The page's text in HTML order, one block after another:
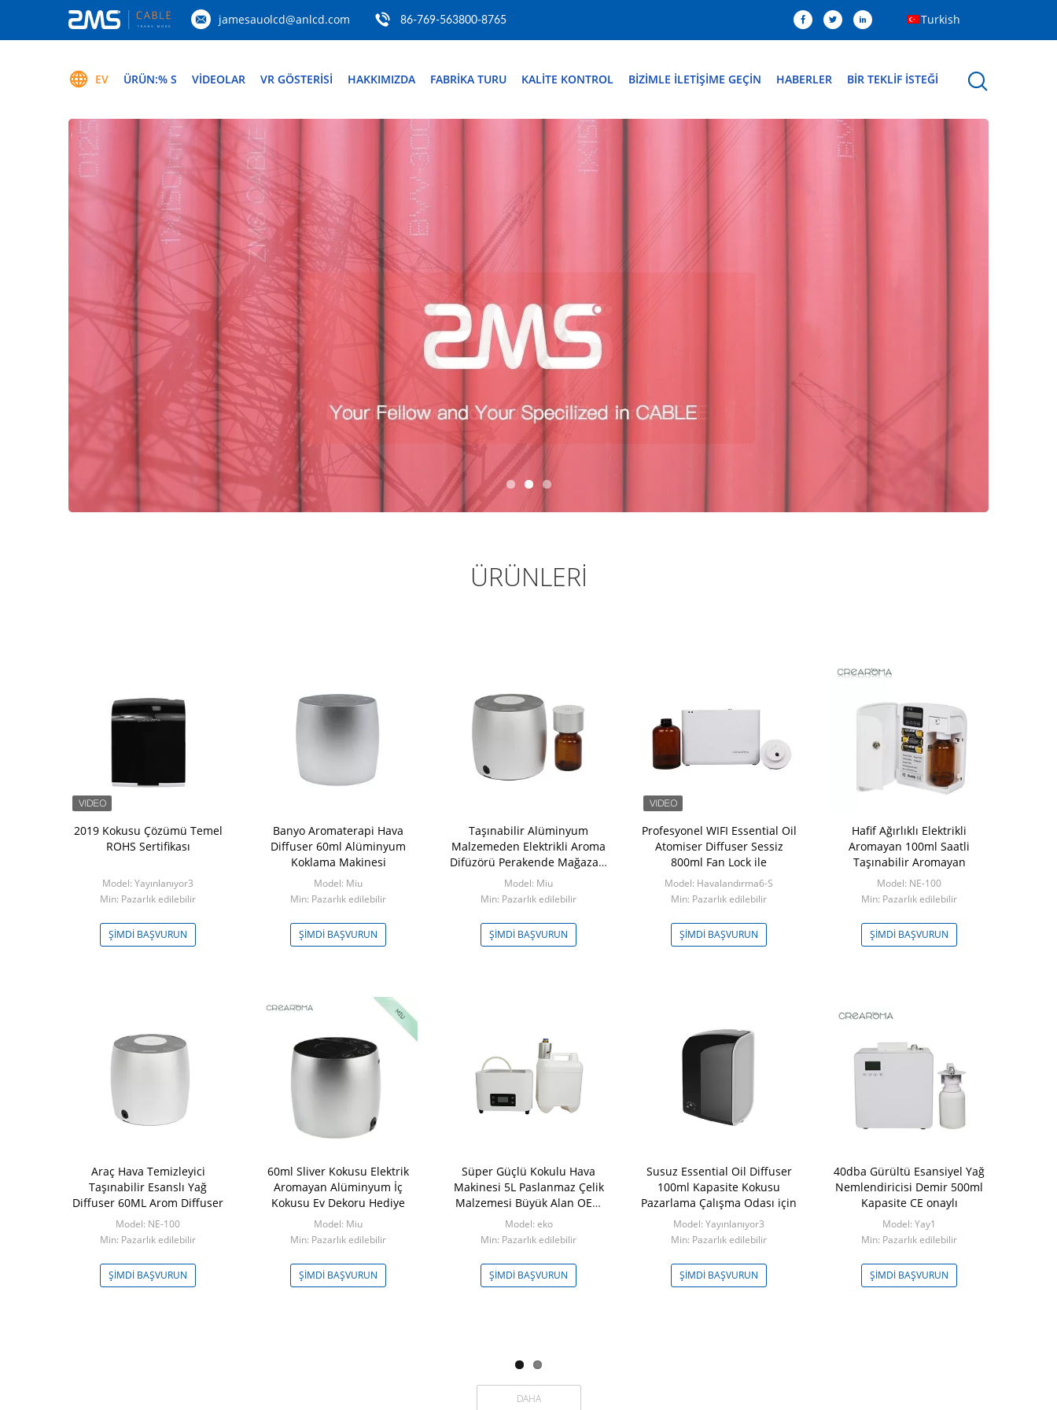
jamesauolcd@anlcd.com 86-769-563800-8765 Turkish
EV ÜRÜN:% S VİDEOLAR VR GÖSTERISI HAKKIMIZDA FABRIKA TURU KALITE KONTROL BIZIMLE ILETIŞIME GEÇIN HABERLER BIR TEKLIF ISTEĞI
ÜRÜNLERI
2019 Kokusu Çözümü Temel
ROHS Sertifikası
Model: Yayınlanıyor3
Min: Pazarlık edilebilir
ŞIMDI BAŞVURUN
Banyo Aromaterapi Hava
Diffuser 60ml Alüminyum
Koklama Makinesi
Model: Miu
Min: Pazarlık edilebilir
ŞIMDI BAŞVURUN
Taşınabilir Alüminyum
Malzemeden Elektrikli Aroma
Difüzörü Perakende Mağazası
Aroma Pazarlaması
Model: Miu
Min: Pazarlık edilebilir
ŞIMDI BAŞVURUN
Profesyonel WIFI Essential Oil
Atomiser Diffuser Sessiz
800ml Fan Lock ile
Model: Havalandırma6-S
Min: Pazarlık edilebilir
ŞIMDI BAŞVURUN
Hafif Ağırlıklı Elektrikli
Aromayan 100ml Saatli
Taşınabilir Aromayan
Model: NE-100
Min: Pazarlık edilebilir
ŞIMDI BAŞVURUN
Araç Hava Temizleyici
Taşınabilir Esanslı Yağ
Diffuser 60ML Arom Diffuser
Model: NE-100
Min: Pazarlık edilebilir
ŞIMDI BAŞVURUN
60ml Sliver Kokusu Elektrik
Aromayan Alüminyum İç
Kokusu Ev Dekoru Hediye
Model: Miu
Min: Pazarlık edilebilir
ŞIMDI BAŞVURUN
Süper Güçlü Kokulu Hava
Makinesi 5L Paslanmaz Çelik
Malzemesi Büyük Alan OEM
ODM
Model: eko
Min: Pazarlık edilebilir
ŞIMDI BAŞVURUN
Susuz Essential Oil Diffuser
100ml Kapasite Kokusu
Pazarlama Çalışma Odası için
Model: Yayınlanıyor3
Min: Pazarlık edilebilir
ŞIMDI BAŞVURUN
40dba Gürültü Esansiyel Yağ
Nemlendiricisi Demir 500ml
Kapasite CE onaylı
Model: Yay1
Min: Pazarlık edilebilir
ŞIMDI BAŞVURUN
DAHA